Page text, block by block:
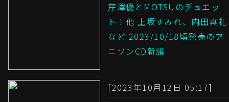
芹澤優とMOTSUのデュエッ
ト！他 上坂すみれ、内田真礼
など 2023/10/18頃発売のア
ニソンCD新譜
[2023年10月12日 05:17]